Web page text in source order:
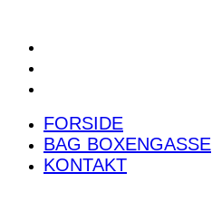
FORSIDE
BAG BOXENGASSE
KONTAKT